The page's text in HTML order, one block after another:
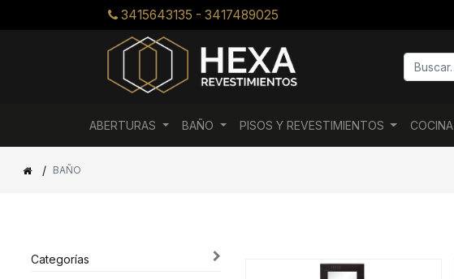
3415643135 - 3417489025
ABERTURAS BAÑO PISOS Y REVESTIMIENTOS COCINA
/ BAÑO
Categorías